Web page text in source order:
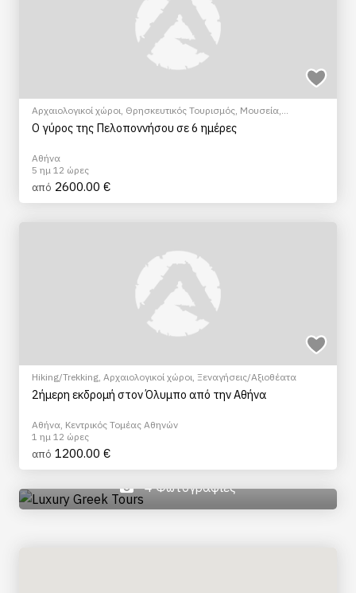
Αρχαιολογικοί χώροι, Θρησκευτικός Τουρισμός, Μουσεία,
Ξεναγήσεις/Αξιοθέατα
Πεζοπορία Πόλης ,Πολιτιστικά -
Πολιτισμικά
Ο γύρος της Πελοποννήσου σε 6 ημέρες
Αθήνα
5 ημ 12 ώρες
από 2600.00 €
Hiking/Trekking, Αρχαιολογικοί χώροι, Ξεναγήσεις/Αξιοθέατα
2ήμερη εκδρομή στον Όλυμπο από την Αθήνα
Αθήνα, Κεντρικός Τομέας Αθηνών
1 ημ 12 ώρες
από 1200.00 €
4 Φωτογραφίες